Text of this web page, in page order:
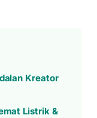
Kreator
Listrik &